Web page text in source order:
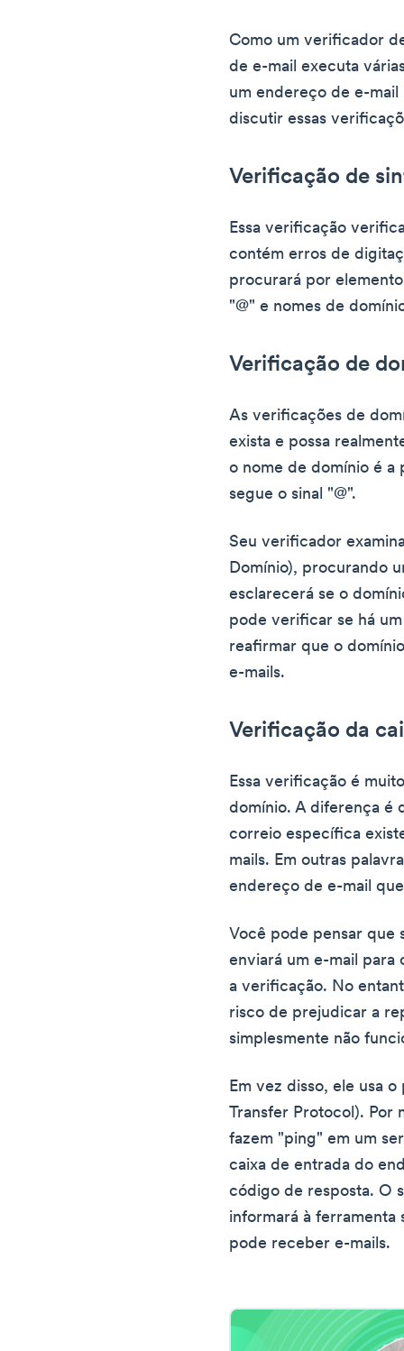
Como um verificador
de e-mail executa
um endereço de e-mail
discutir essas
Verificação de
Essa verificação
contém erros de
procurará por
"@" e nomes de
Verificação de
As verificações de
exista e possa
o nome de domínio é
segue o sinal "@".
Seu verificador
Domínio), procurando
esclarecerá se o
pode verificar se há
reafirmar que o
e-mails.
Verificação da
Essa verificação é
domínio. A diferença é
correio específica
mails. Em outras
endereço de e-mail
Você pode pensar que
enviará um e-mail para
a verificação. No
risco de prejudicar a
simplesmente não
Em vez disso, ele usa
Transfer Protocol). Por
fazem "ping" em um
caixa de entrada do
código de resposta. O
informará à ferramenta
pode receber e-mails.